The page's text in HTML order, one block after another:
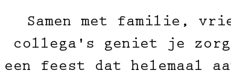
Samen met familie,
collega's geniet je
een feest dat helemaal